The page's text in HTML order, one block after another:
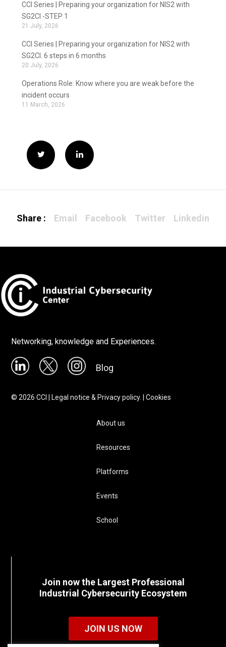
CCI Series | Preparing your organization for NIS2 with
SG2CI -STEP 1
21 July, 2026
CCI Series | Preparing your organization for NIS2 with
SG2CI. 6 steps in 6 months
20 July, 2026
Operations Role: Know where you are weak before the
incident occurs
11 March, 2026
Share : Email Facebook Twitter Linkedin
Networking, knowledge and Experiences.
Blog
©2026 CCI | Legal notice & Privacy policy. |Cookies
About us
Resources
Platforms
Events
School
Join now the Largest Professional
Industrial Cybersecurity Ecosystem
JOIN US NOW